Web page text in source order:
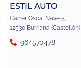
ESTIL AUTO
Carrer Osca, Nave 5,
12530 Burriana (Castellón)
964570478